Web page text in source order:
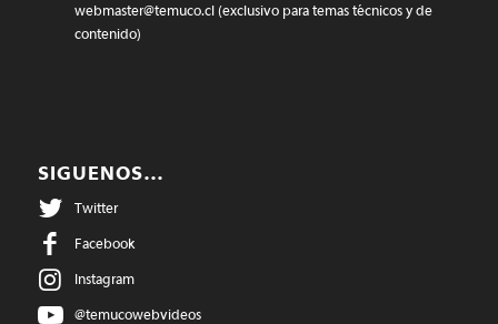
webmaster@temuco.cl(exclusivo para temas técnicos y de
contenido)
SIGUENOS…
Twitter
Facebook
Instagram
@temucowebvideos